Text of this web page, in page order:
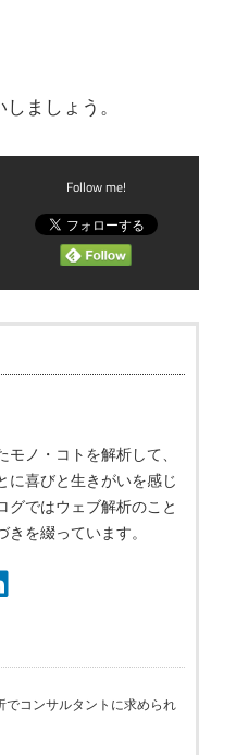
ましょう。
Follow me!
ノ・コトを解析して、
に喜びと生きがいを感じ
グではウェブ解析のこと
を綴っています。
でコンサルタントに求められ